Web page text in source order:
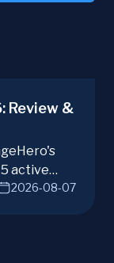
Review &
active
checklist
2026-08-07